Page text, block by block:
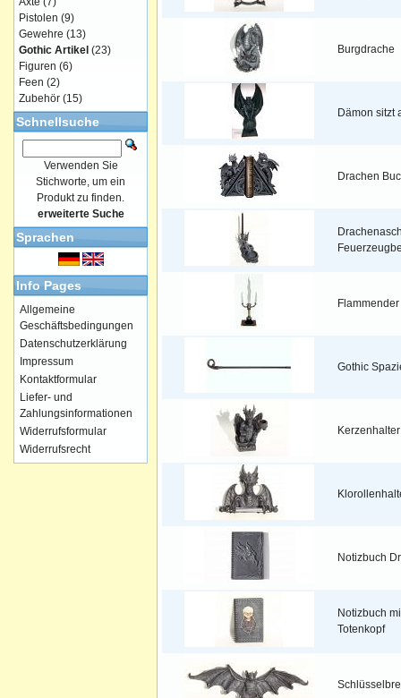
Burgdrache
Dämon sitzt
Drachen
Gothic
Notizbuch
Notizbuch
Totenkopf
Pistolen (9)
Gewehre (13)
Gothic Artikel (23)
Figuren (6)
Feen (2)
Zubehör (15)
Schnellsuche
Verwenden Sie
Stichworte, um ein
Produkt zu finden.
erweiterte Suche
Sprachen
Info Pages
Allgemeine
Geschäftsbedingungen
Datenschutzerklärung
Impressum
Kontaktformular
Liefer- und
Zahlungsinformationen
Widerrufsformular
Widerrufsrecht